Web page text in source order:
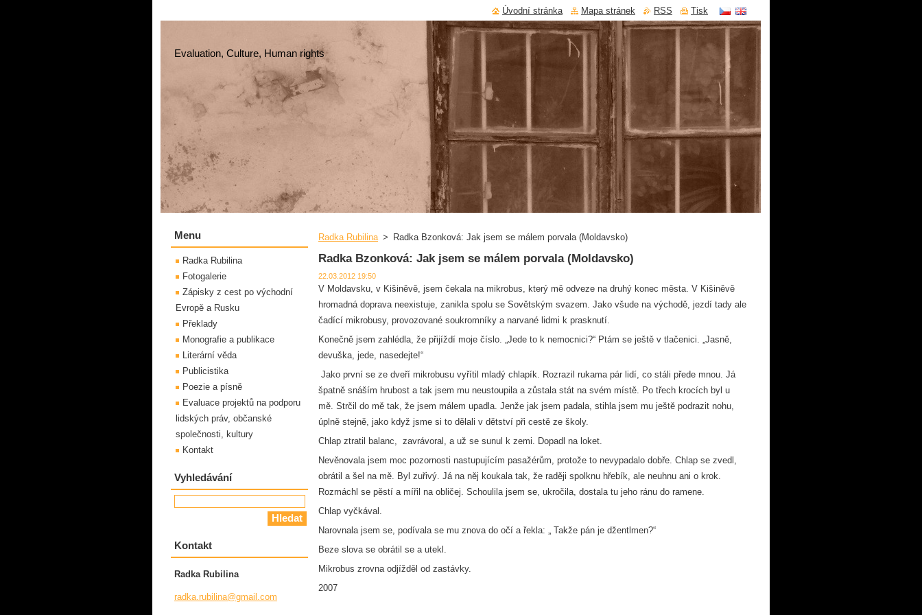
Evaluation, Culture, Human rights
Radka Rubilina > Radka Bzonková: Jak jsem se málem porvala (Moldavsko)
Radka Bzonková: Jak jsem se málem porvala (Moldavsko)
22.03.2012 19:50
V Moldavsku, v Kišiněvě, jsem čekala na mikrobus, který mě odveze na druhý konec města. V Kišiněvě
hromadná doprava neexistuje, zanikla spolu se Sovětským svazem. Jako všude na východě, jezdí tady ale
čadící mikrobusy, provozované soukromníky a narvané lidmi k prasknutí.
Konečně jsem zahlédla, že přijíždí moje číslo. „Jede to k nemocnici?“ Ptám se ještě v tlačenici. „Jasně,
devuška, jede, nasedejte!“
Jako první se ze dveří mikrobusu vyřítil mladý chlapík. Rozrazil rukama pár lidí, co stáli přede mnou. Já
špatně snáším hrubost a tak jsem mu neustoupila a zůstala stát na svém místě. Po třech krocích byl u
mě. Strčil do mě tak, že jsem málem upadla. Jenže jak jsem padala, stihla jsem mu ještě podrazit nohu,
úplně stejně, jako když jsme si to dělali v dětství při cestě ze školy.
Chlap ztratil balanc, zavrávoral, a už se sunul k zemi. Dopadl na loket.
Nevěnovala jsem moc pozornosti nastupujícím pasažérům, protože to nevypadalo dobře. Chlap se zvedl,
obrátil a šel na mě. Byl zuřivý. Já na něj koukala tak, že raději spolknu hřebík, ale neuhnu ani o krok.
Rozmáchl se pěstí a mířil na obličej. Schoulila jsem se, ukročila, dostala tu jeho ránu do ramene.
Chlap vyčkával.
Narovnala jsem se, podívala se mu znova do očí a řekla: „ Takže pán je džentlmen?“
Beze slova se obrátil se a utekl.
Mikrobus zrovna odjížděl od zastávky.
2007
Menu
Radka Rubilina
Fotogalerie
Zápisky z cest po východní
Evropě a Rusku
Překlady
Monografie a publikace
Literární věda
Publicistika
Poezie a písně
Evaluace projektů na podporu
lidských práv, občanské
společnosti, kultury
Kontakt
Vyhledávání
Kontakt
Radka Rubilina
radka.rubilina@gmail.com
Úvodní stránka Mapa stránek RSS Tisk